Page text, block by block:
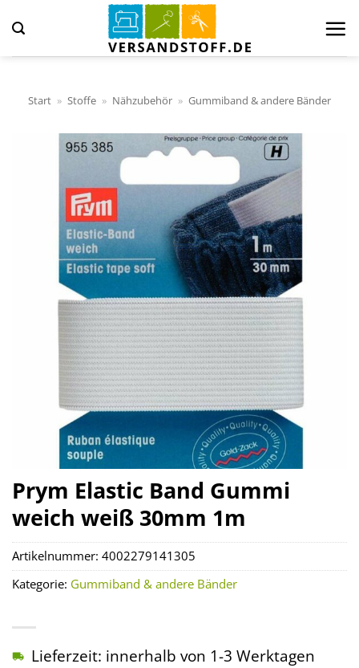
Inhalt
springen
Start » Stoffe » Nähzubehör » Gummiband & andere Bänder
Prym Elastic Band Gummi
weich weiß 30mm 1m
Lieferzeit: innerhalb von 1-3 Werktagen
Artikelnummer: 4002279141305
Kategorie: Gummiband & andere Bänder